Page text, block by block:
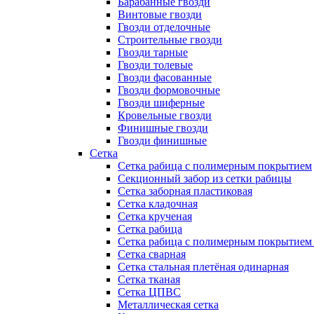
Винтовые гвозди
Гвозди отделочные
Строительные гвозди
Гвозди тарные
Гвозди толевые
Гвозди фасованные
Гвозди формовочные
Гвозди шиферные
Кровельные гвозди
Финишные гвозди
Гвозди финишные
Сетка
Сетка рабица с полимерным покрытием
Секционный забор из сетки рабицы
Сетка заборная пластиковая
Сетка кладочная
Сетка крученая
Сетка рабица
Сетка рабица с полимерным покрытием
Сетка сварная
Сетка стальная плетёная одинарная
Сетка тканая
Сетка ЦПВС
Металлическая сетка